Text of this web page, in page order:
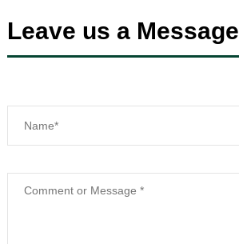
Leave us a Message